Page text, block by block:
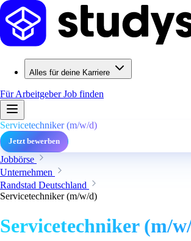
Alles für deine Karriere
Für ArbeitgeberJob finden
Servicetechniker (m/w/d)
Jetzt bewerben
Jobbörse
Unternehmen
Randstad Deutschland
Servicetechniker (m/w/d)
Servicetechniker (m/